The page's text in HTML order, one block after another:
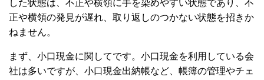
した状態は、不正や横領に手を染めやすい状態であり、不
正や横領の発見が遅れ、取り返しのつかない状態を招きか
ねません。
まず、小口現金に関してです。小口現金を利用している会
社は多いですが、小口現金出納帳など、帳簿の管理やチェ